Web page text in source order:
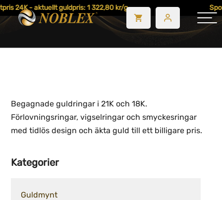
24K - aktuellt guldpris: 1 322,80 kr/g
Begagnade guldringar i 21K och 18K.
Förlovningsringar, vigselringar och smyckesringar
med tidlös design och äkta guld till ett billigare pris.
Kategorier
Guldmynt